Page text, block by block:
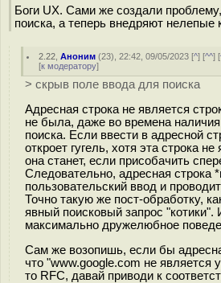
Боги UX. Сами же создали
поиска, а теперь внедряют нелепые
2.22 ,Аноним (23), 22:42, 09/05/2023 [^] [^^] [
[к модератору]
> скрыв поле ввода для поиска
Адресная строка не является
не была, даже во времена
поиска. Если ввести в адресной
откроет гугель, хотя эта строка
она станет, если присобачить
Следовательно, адресная строка
пользовательский ввод и
Точно такую же пост-обработку,
явный поисковый запрос "котики".
максимально дружелюбное
Сам же возопишь, если бы
что "www.google.com не является
то RFC, давай приводи к